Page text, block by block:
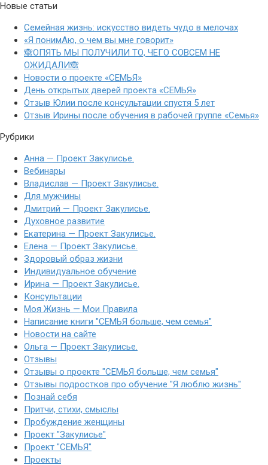
Новые статьи
Семейная жизнь: искусство видеть чудо в мелочах
«Я понимАю, о чем вы мне говорит»
🙈ОПЯТЬ МЫ ПОЛУЧИЛИ ТО, ЧЕГО СОВСЕМ НЕ
ОЖИДАЛИ🙈
Новости о проекте «СЕМЬЯ»
День открытых дверей проекта «СЕМЬЯ»
Отзыв Юлии после консультации спустя 5 лет
Отзыв Ирины после обучения в рабочей группе «Семья»
Рубрики
Анна — Проект Закулисье.
Вебинары
Владислав — Проект Закулисье.
Для мужчины
Дмитрий — Проект Закулисье.
Духовное развитие
Екатерина — Проект Закулисье.
Елена — Проект Закулисье.
Здоровый образ жизни
Индивидуальное обучение
Ирина — Проект Закулисье.
Консультации
Моя Жизнь — Мои Правила
Написание книги "СЕМЬЯ больше, чем семья"
Новости на сайте
Ольга — Проект Закулисье.
Отзывы
Отзывы о проекте "СЕМЬЯ больше, чем семья"
Отзывы подростков про обучение "Я люблю жизнь"
Познай себя
Притчи, стихи, смыслы
Пробуждение женщины
Проект "Закулисье"
Проект "СЕМЬЯ"
Проекты